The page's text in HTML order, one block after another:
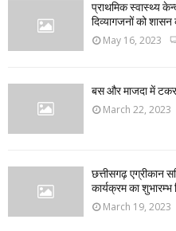
प्राथमिक स्वास्थ्य
दिव्यागजनों को शासन
May 16, 2023
बस और माजदा में
March 22, 2023
छत्तीसगढ़ एग्रीकान
कार्यक्रम का शुभारम्भ
March 19, 2023